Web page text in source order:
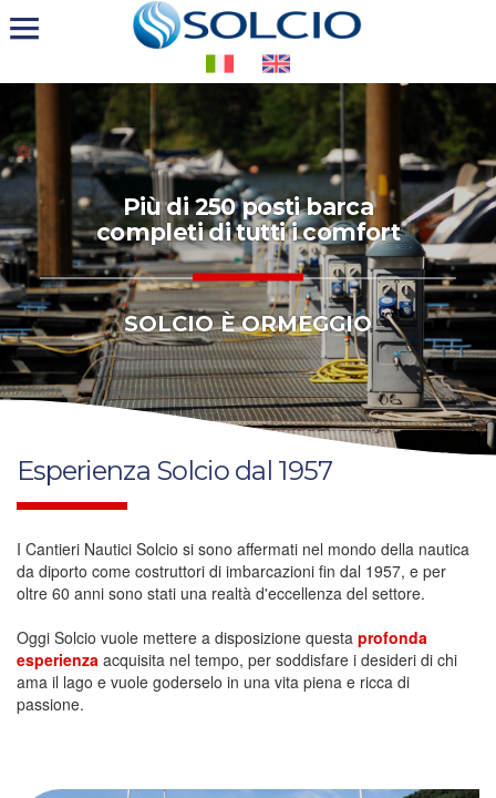
Più di 250 posti barca
completi di tutti i comfort
SOLCIO È ORMEGGIO
Esperienza Solcio dal 1957
I Cantieri Nautici Solcio si sono affermati nel mondo della nautica
da diporto come costruttori di imbarcazioni fin dal 1957, e per
oltre 60 anni sono stati una realtà d'eccellenza del settore.
Oggi Solcio vuole mettere a disposizione questa profonda
esperienza acquisita nel tempo, per soddisfare i desideri di chi
ama il lago e vuole goderselo in una vita piena e ricca di
passione.